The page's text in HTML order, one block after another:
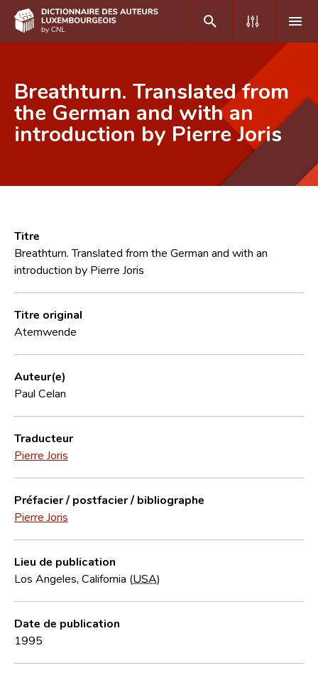
DE FR
Accueil
Recherche avancée
CNL
Équipe scientifique
Breathturn. Translated from
the German and with an
introduction by Pierre Joris
Titre
Breathturn. Translated from the German and with an
introduction by Pierre Joris
Titre original
Atemwende
Auteur(e)
Paul Celan
Traducteur
Pierre Joris
Préfacier / postfacier / bibliographe
Pierre Joris
Lieu de publication
Los Angeles, California (USA)
Date de publication
1995